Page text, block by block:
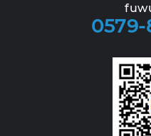
0579-